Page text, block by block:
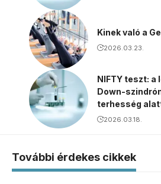
Kinek való a
2026.03.23.
NIFTY teszt: a
Down-
terhesség
2026.03.18.
További érdekes cikkek